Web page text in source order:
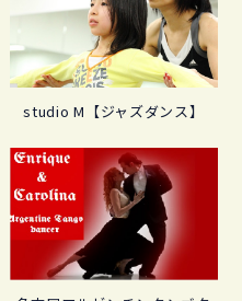
studio M【ジャズダンス】